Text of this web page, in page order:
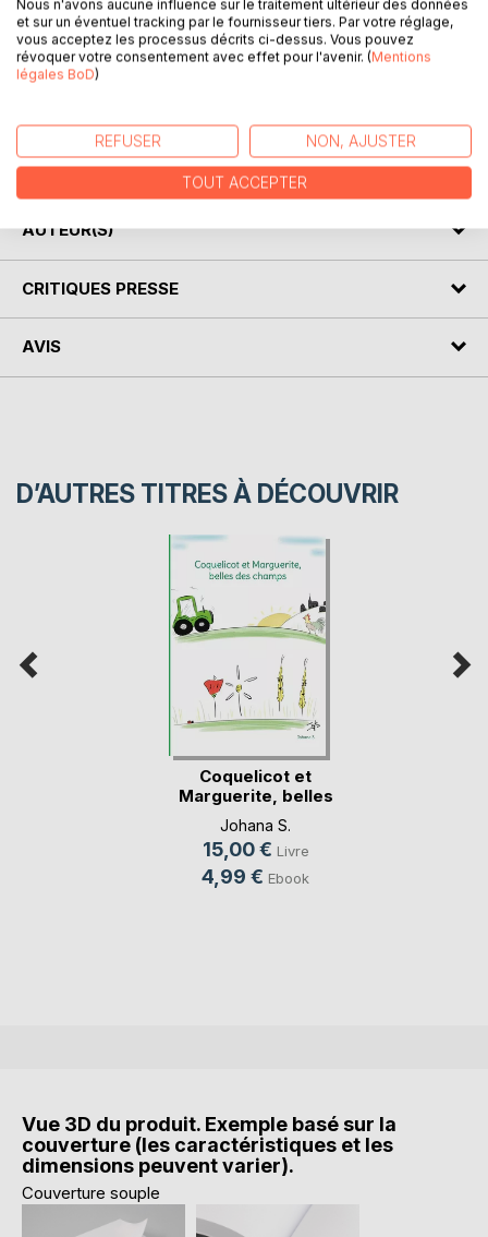
Découvre les aventures de ces fleurs au travers de petites
scènes et illustrations humoristiques.
Album jeunesse, dès 4 ans.
Textes et illustrations de Johana S.
AUTEUR(S)
CRITIQUES PRESSE
AVIS
D’AUTRES TITRES À DÉCOUVRIR
Coquelicot et
Marguerite, belles
d(...)
Johana S.
15,00 € Livre
4,99 € Ebook
Vue 3D du produit. Exemple basé sur la
couverture (les caractéristiques et les
dimensions peuvent varier).
Couverture souple
Nous n'avons aucune influence sur le traitement ultérieur des données
et sur un éventuel tracking par le fournisseur tiers. Par votre réglage,
vous acceptez les processus décrits ci-dessus. Vous pouvez
révoquer votre consentement avec effet pour l'avenir. (Mentions
légales BoD)
REFUSER NON, AJUSTER
TOUT ACCEPTER